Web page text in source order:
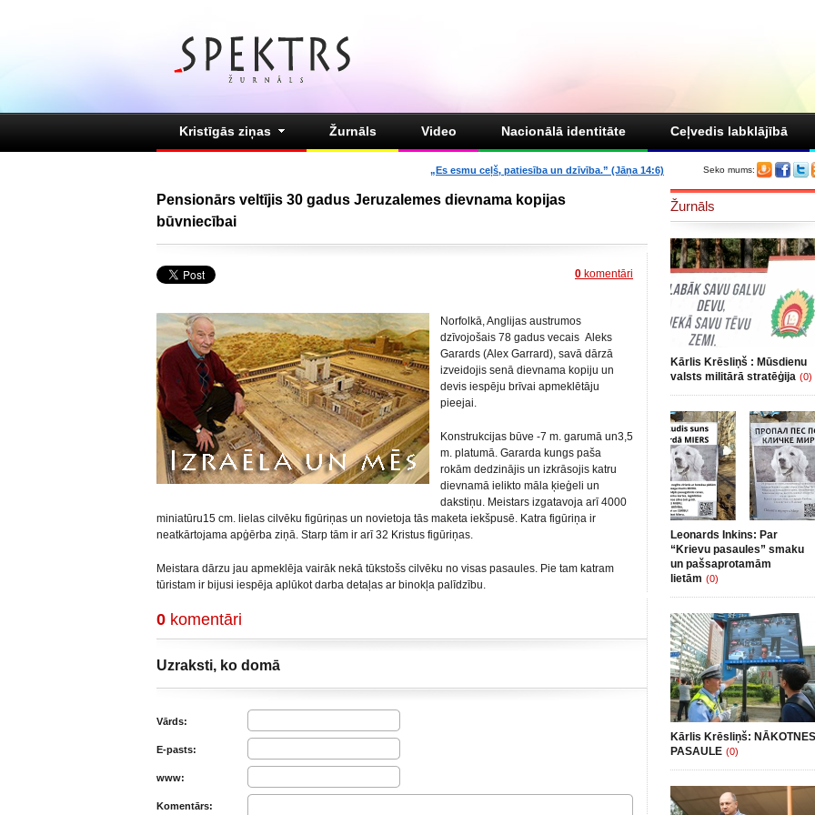
Kristīgās ziņas Žurnāls Video Nacionālā identitāte Ceļvedis labklājībā
Seko mums:
„Es esmu ceļš, patiesība un dzīvība.” (Jāņa 14:6)
Pensionārs veltījis 30 gadus Jeruzalemes dievnama kopijas
būvniecībai
0 komentāri
Norfolkā, Anglijas austrumos
dzīvojošais 78 gadus vecais Aleks
Garards (Alex Garrard), savā dārzā
izveidojis senā dievnama kopiju un
devis iespēju brīvai apmeklētāju
pieejai.
Konstrukcijas būve -7 m. garumā un3,5
m. platumā. Gararda kungs paša
rokām dedzinājis un izkrāsojis katru
dievnamā ielikto māla ķieģeli un
dakstiņu. Meistars izgatavoja arī 4000
miniatūru15 cm. lielas cilvēku figūriņas un novietoja tās maketa iekšpusē. Katra figūriņa ir
neatkārtojama apģērba ziņā. Starp tām ir arī 32 Kristus figūriņas.
Meistara dārzu jau apmeklēja vairāk nekā tūkstošs cilvēku no visas pasaules. Pie tam katram
tūristam ir bijusi iespēja aplūkot darba detaļas ar binokļa palīdzību.
0 komentāri
Uzraksti, ko domā
Vārds:
E-pasts:
www:
Komentārs:
Žurnāls
Kārlis Krēsliņš : Mūsdienu
valsts militārā stratēģija (0)
Leonards Inkins: Par
“Krievu pasaules” smaku
un pašsaprotamām
lietām (0)
Kārlis Krēsliņš: NĀKOTNES
PASAULE (0)